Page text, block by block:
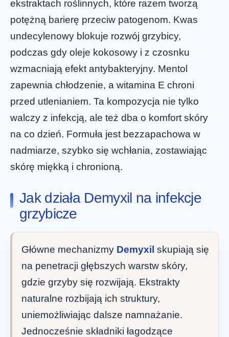
ekstraktach roślinnych, które razem tworzą
potężną barierę przeciw patogenom. Kwas
undecylenowy blokuje rozwój grzybicy,
podczas gdy oleje kokosowy i z czosnku
wzmacniają efekt antybakteryjny. Mentol
zapewnia chłodzenie, a witamina E chroni
przed utlenianiem. Ta kompozycja nie tylko
walczy z infekcją, ale też dba o komfort skóry
na co dzień. Formuła jest bezzapachowa w
nadmiarze, szybko się wchłania, zostawiając
skórę miękką i chronioną.
Jak działa Demyxil na infekcje
grzybicze
Główne mechanizmy Demyxil skupiają się
na penetracji głębszych warstw skóry,
gdzie grzyby się rozwijają. Ekstrakty
naturalne rozbijają ich struktury,
uniemożliwiając dalsze namnażanie.
Jednocześnie składniki łagodzące